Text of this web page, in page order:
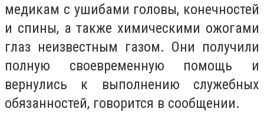
медикам с ушибами головы, конечностей
и спины, а также химическими ожогами
глаз неизвестным газом. Они получили
полную своевременную помощь и
вернулись к выполнению служебных
обязанностей, говорится в сообщении.